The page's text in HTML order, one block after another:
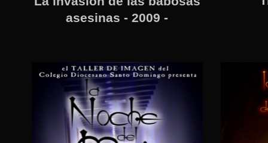
asesinas - 2009 -